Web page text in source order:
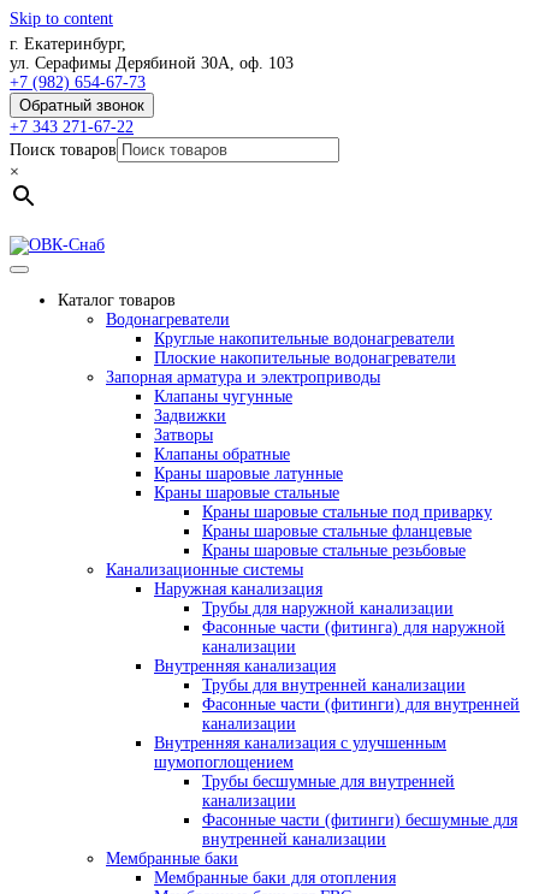
Skip to content
г. Екатеринбург,
ул. Серафимы Дерябиной 30А, оф. 103
+7 (982) 654-67-73
Обратный звонок
+7 343 271-67-22
Поиск товаров
×
Каталог товаров
Водонагреватели
Круглые накопительные водонагреватели
Плоские накопительные водонагреватели
Запорная арматура и электроприводы
Клапаны чугунные
Задвижки
Затворы
Клапаны обратные
Краны шаровые латунные
Краны шаровые стальные
Краны шаровые стальные под приварку
Краны шаровые стальные фланцевые
Краны шаровые стальные резьбовые
Канализационные системы
Наружная канализация
Трубы для наружной канализации
Фасонные части (фитинга) для наружной
канализации
Внутренняя канализация
Трубы для внутренней канализации
Фасонные части (фитинги) для внутренней
канализации
Внутренняя канализация с улучшенным
шумопоглощением
Трубы бесшумные для внутренней
канализации
Фасонные части (фитинги) бесшумные для
внутренней канализации
Мембранные баки
Мембранные баки для отопления